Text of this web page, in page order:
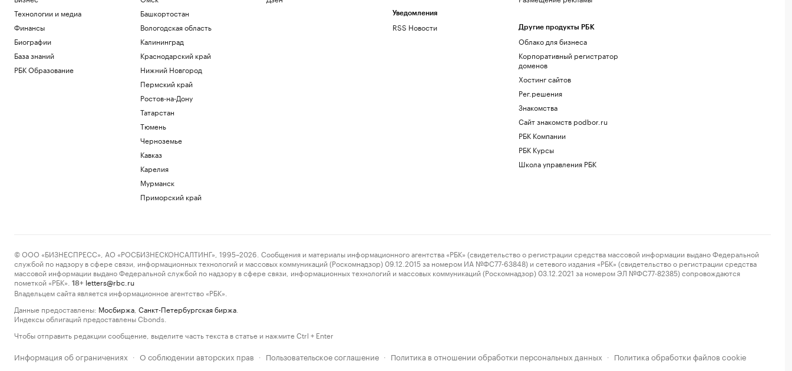
Технологии и медиа
Финансы
Биографии
База знаний
РБК Образование
Башкортостан
Вологодская область
Калининград
Краснодарский край
Нижний Новгород
Пермский край
Ростов-на-Дону
Татарстан
Тюмень
Черноземье
Кавказ
Карелия
Мурманск
Приморский край
Уведомления
RSS Новости Другие продукты РБК
Облако для бизнеса
Корпоративный регистратор
доменов
Хостинг сайтов
Рег.решения
Знакомства
Сайт знакомств podbor.ru
РБК Компании
РБК Курсы
Школа управления РБК
© ООО «БИЗНЕСПРЕСС», АО «РОСБИЗНЕСКОНСАЛТИНГ», 1995–2026. Сообщения и материалы информационного агентства «РБК» (свидетельство о регистрации средства массовой информации выдано Федеральной
службой по надзору в сфере связи, информационных технологий и массовых коммуникаций (Роскомнадзор) 09.12.2015 за номером ИА №ФС77-63848) и сетевого издания «РБК» (свидетельство о регистрации средства
массовой информации выдано Федеральной службой по надзору в сфере связи, информационных технологий и массовых коммуникаций (Роскомнадзор) 03.12.2021 за номером ЭЛ №ФС77-82385) сопровождаются
пометкой «РБК».
18+ letters@rbc.ru
Владельцем сайта является информационное агентство «РБК».
Данные предоставлены: Мосбиржа Санкт-Петербургская биржа
Индексы облигаций предоставлены Cbonds.
Чтобы отправить редакции сообщение, выделите часть текста в статье и нажмите Ctrl + Enter
Информация об ограничениях · О соблюдении авторских прав · Пользовательское соглашение · Политика в отношении обработки персональных данных · Политика обработки файлов cookie